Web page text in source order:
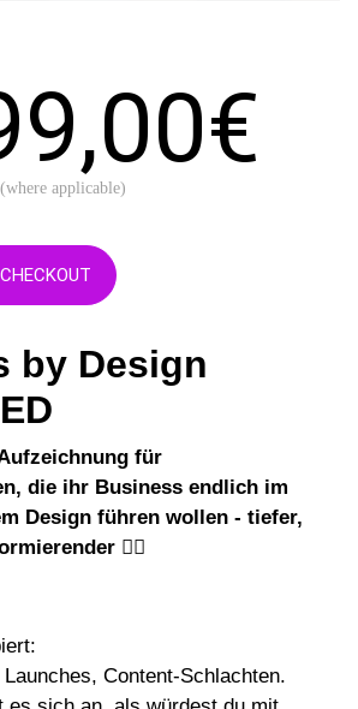
applicable)
by Design
für
die ihr Business endlich im
Design führen wollen - tiefer,
🐦‍🔥
Content-Schlachten.